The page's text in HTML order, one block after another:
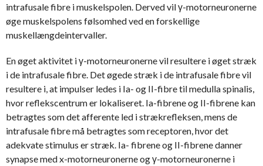
intrafusale fibre i muskelspolen. Derved vil γ-motorneuronerne
øge muskelspolens følsomhed ved en forskellige
muskellængdeintervaller.
En øget aktivitet i γ-motorneuronerne vil resultere i øget stræk
i de intrafusale fibre. Det øgede stræk i de intrafusale fibre vil
resultere i, at impulser ledes i Ia- og II-fibre til medulla spinalis,
hvor reflekscentrum er lokaliseret. Ia-fibrene og II-fibrene kan
betragtes som det afferente led i strækrefleksen, mens de
intrafusale fibre må betragtes som receptoren, hvor det
adekvate stimulus er stræk. Ia- fibrene og II-fibrene danner
synapse med x-motorneuronerne og γ-motorneuronerne i